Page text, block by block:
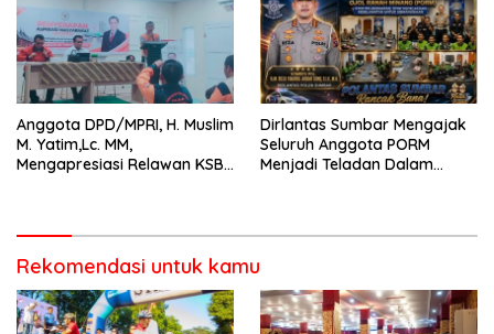
Anggota DPD/MPRI, H. Muslim
M. Yatim,Lc. MM,
Mengapresiasi Relawan KSB
Dirlantas Sumbar Mengajak
Seluruh Anggota PORM
Menjadi Teladan Dalam
Berkendara
Rekomendasi untuk kamu